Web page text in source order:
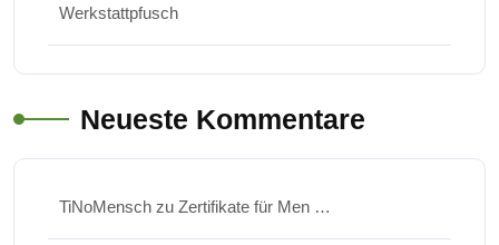
Werkstattpfusch
Neueste Kommentare
TiNoMensch zu Zertifikate für Men …